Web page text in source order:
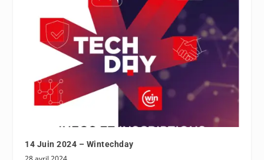
14 Juin 2024 – Wintechday